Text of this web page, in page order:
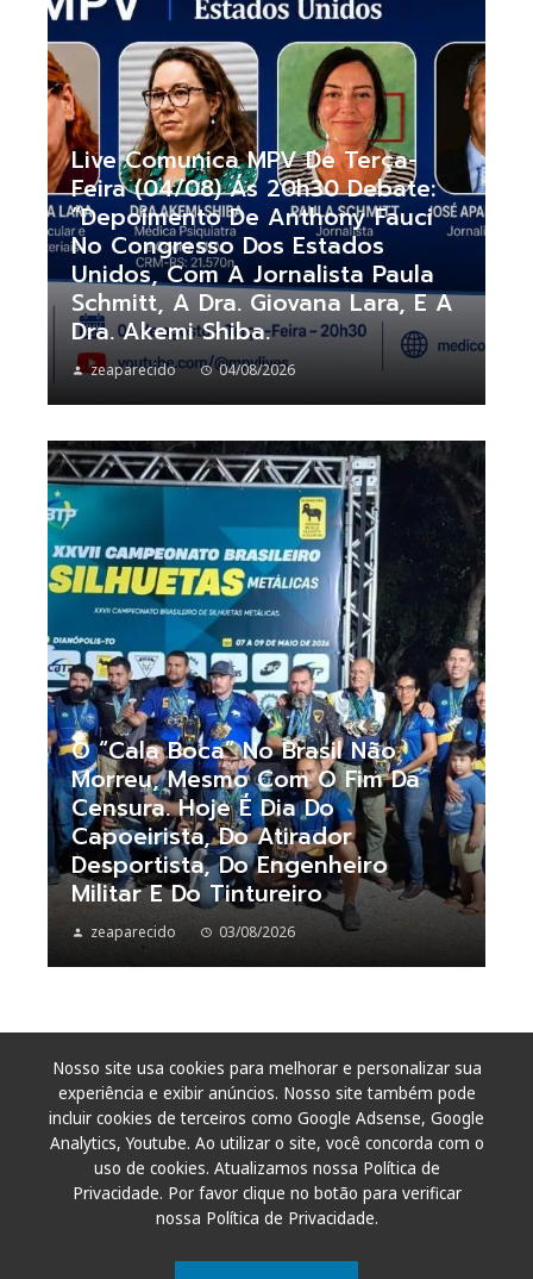
Nosso site usa cookies para melhorar e personalizar sua
experiência e exibir anúncios. Nosso site também pode
incluir cookies de terceiros como Google Adsense, Google
Analytics, Youtube. Ao utilizar o site, você concorda com o
uso de cookies. Atualizamos nossa Política de
Privacidade. Por favor clique no botão para verificar
nossa Política de Privacidade.
Live Comunica MPV De Terça-
Feira (04/08) Ás 20h30 Debate:
“Depoimento De Anthony Fauci
No Congresso Dos Estados
Unidos, Com A Jornalista Paula
Schmitt, A Dra. Giovana Lara, E A
Dra. Akemi Shiba.
zeaparecido 04/08/2026
O “cala Boca” No Brasil Não
Morreu, Mesmo Com O Fim Da
Censura. Hoje É Dia Do
Capoeirista, Do Atirador
Desportista, Do Engenheiro
Militar E Do Tintureiro
zeaparecido 03/08/2026